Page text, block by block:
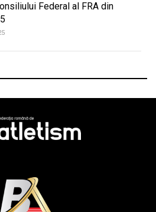
Federal al FRA din